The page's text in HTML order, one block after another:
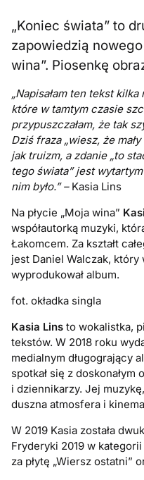
„Koniec świata” to
zapowiedzią
wina”. Piosenkę
„Napisałam ten tekst
które w tamtym czasie
przypuszczałam, że tak
Dziś fraza „wiesz, że
jak truizm, a zdanie „to
tego świata” jest
nim było.” – Kasia Lins
Na płycie „Moja wina”
współautorką muzyki,
Łakomcem. Za kształt
jest Daniel Walczak, który
wyprodukował album.
fot. okładka singla
Kasia Lins to wokalistka,
tekstów. W 2018 roku
medialnym długogrający
spotkał się z
i dziennikarzy. Jej
duszna atmosfera i
W 2019 Kasia została
Fryderyki 2019 w
za płytę „Wiersz ostatni”